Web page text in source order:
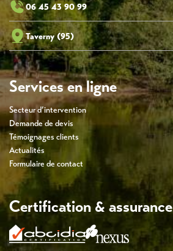
06 45 43 90 99
Taverny (95)
Services en ligne
Secteur d’intervention
Demande de devis
Témoignages clients
Actualités
Formulaire de contact
Certification & assurance